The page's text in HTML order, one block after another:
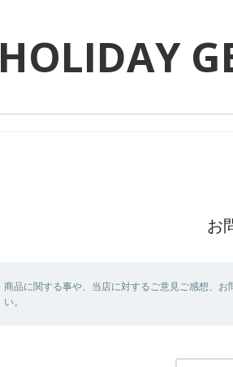
HOLIDAY
お
商品に関する事や、当店に対するご意見ご感想、
い。